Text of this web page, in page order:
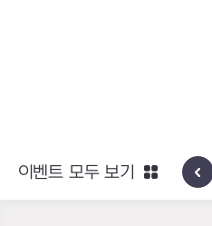
신규 지역 네블론
이벤트 모두 보기